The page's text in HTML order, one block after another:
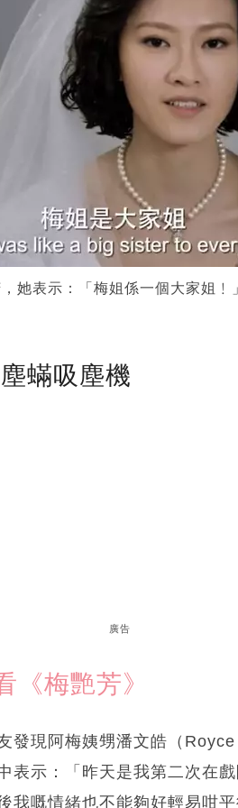
她表示：「梅姐係一個大家姐
蟎吸塵機
廣告
《梅艷芳》
發現阿梅姨甥潘文皓（
表示：「昨天是我第二次在
我嘅情緒也不能夠好輕易咁